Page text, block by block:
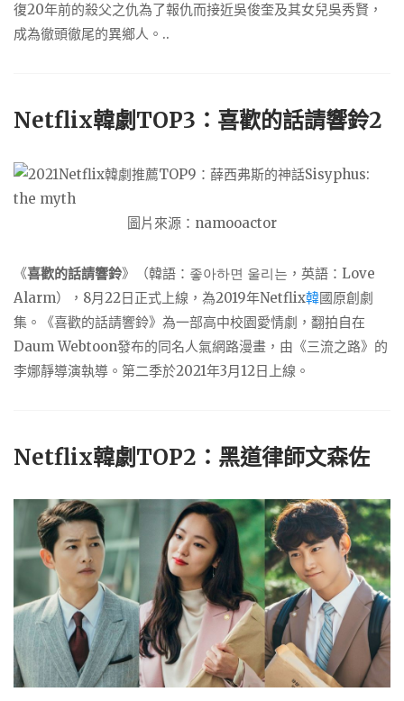
復20年前的殺父之仇為了報仇而接近吳俊奎及其女兒吳秀賢，
成為徹頭徹尾的異鄉人。..
Netflix韓劇TOP3：喜歡的話請響鈴2
圖片來源：namooactor
《喜歡的話請響鈴》（韓語： 좋아하면 울리는 ，英語： Love
Alarm），8月22日正式上線，為2019年Netflix韓國原創劇
集。《喜歡的話請響鈴》為一部高中校園愛情劇，翻拍自在
Daum Webtoon發布的同名人氣網路漫畫，由《三流之路》的
李娜靜導演執導。第二季於2021年3月12日上線。
Netflix韓劇TOP2：黑道律師文森佐